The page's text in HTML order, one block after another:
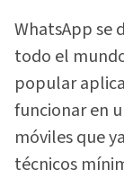
WhatsApp se
todo el
popular
funcionar en
móviles que
técnicos